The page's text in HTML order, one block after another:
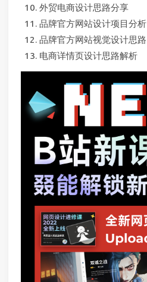
外贸电商设计思路分享
品牌官方网站设计项目分析
品牌官方网站视觉设计思路
电商详情页设计思路解析